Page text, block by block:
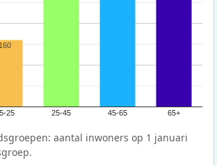
25 25-45 45-65 65+
160
aantal inwoners op 1 januari